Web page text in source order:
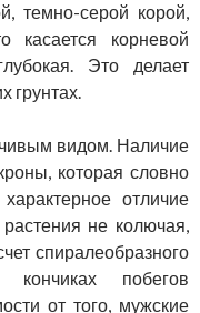
темно-серой корой,
касается корневой
Это делает
грунтах.
видом. Наличие
которая словно
отличие
не колючая,
спиралеобразного
побегов
от того, мужские